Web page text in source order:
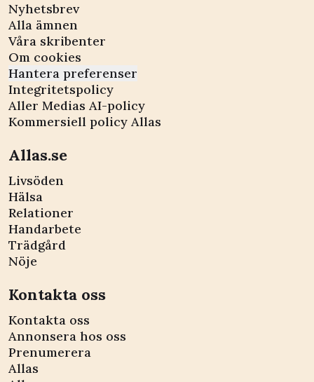
Nyhetsbrev
Alla ämnen
Våra skribenter
Om cookies
Hantera preferenser
Integritetspolicy
Aller Medias AI-policy
Kommersiell policy Allas
Allas.se
Livsöden
Hälsa
Relationer
Handarbete
Trädgård
Nöje
Kontakta oss
Kontakta oss
Annonsera hos oss
Prenumerera
Allas